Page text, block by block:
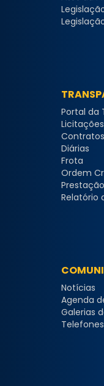
Portal da
Licitações
Contratos
Diárias
Frota
Ordem
Relatório
Notícias
Agenda
Galerias